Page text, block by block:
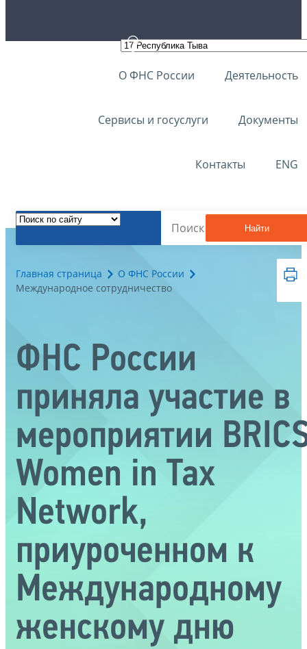
О ФНС России Деятельность
Сервисы и госуслуги Документы
Контакты ENG
Найти
Главная страница
О ФНС России
Международное сотрудничество
ФНС России
приняла участие в
мероприятии
Women in Tax
Network,
приуроченном к
Международному
женскому дню